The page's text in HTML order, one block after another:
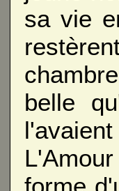
sa vie
belle